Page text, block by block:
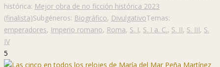
histórica: Mejor obra de no ficción histórica 2023
(finalista)Subgéneros: Biográfico, DivulgativoTemas:
emperadores, Imperio romano, Roma, S. I, S. I a. C., S. II, S. III, S.
IV
5